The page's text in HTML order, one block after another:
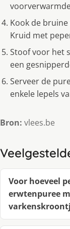
Kook de
Kruid met
Stoof voor het
een
Serveer de
enkele lepels
Bron: vlees.be
Voor hoeveel
erwtenpuree